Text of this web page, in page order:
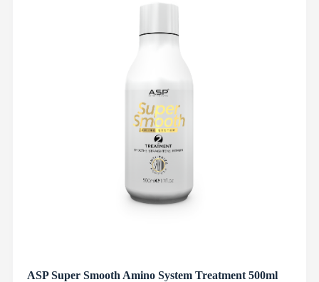
ASP Super Smooth Amino System Treatment 500ml